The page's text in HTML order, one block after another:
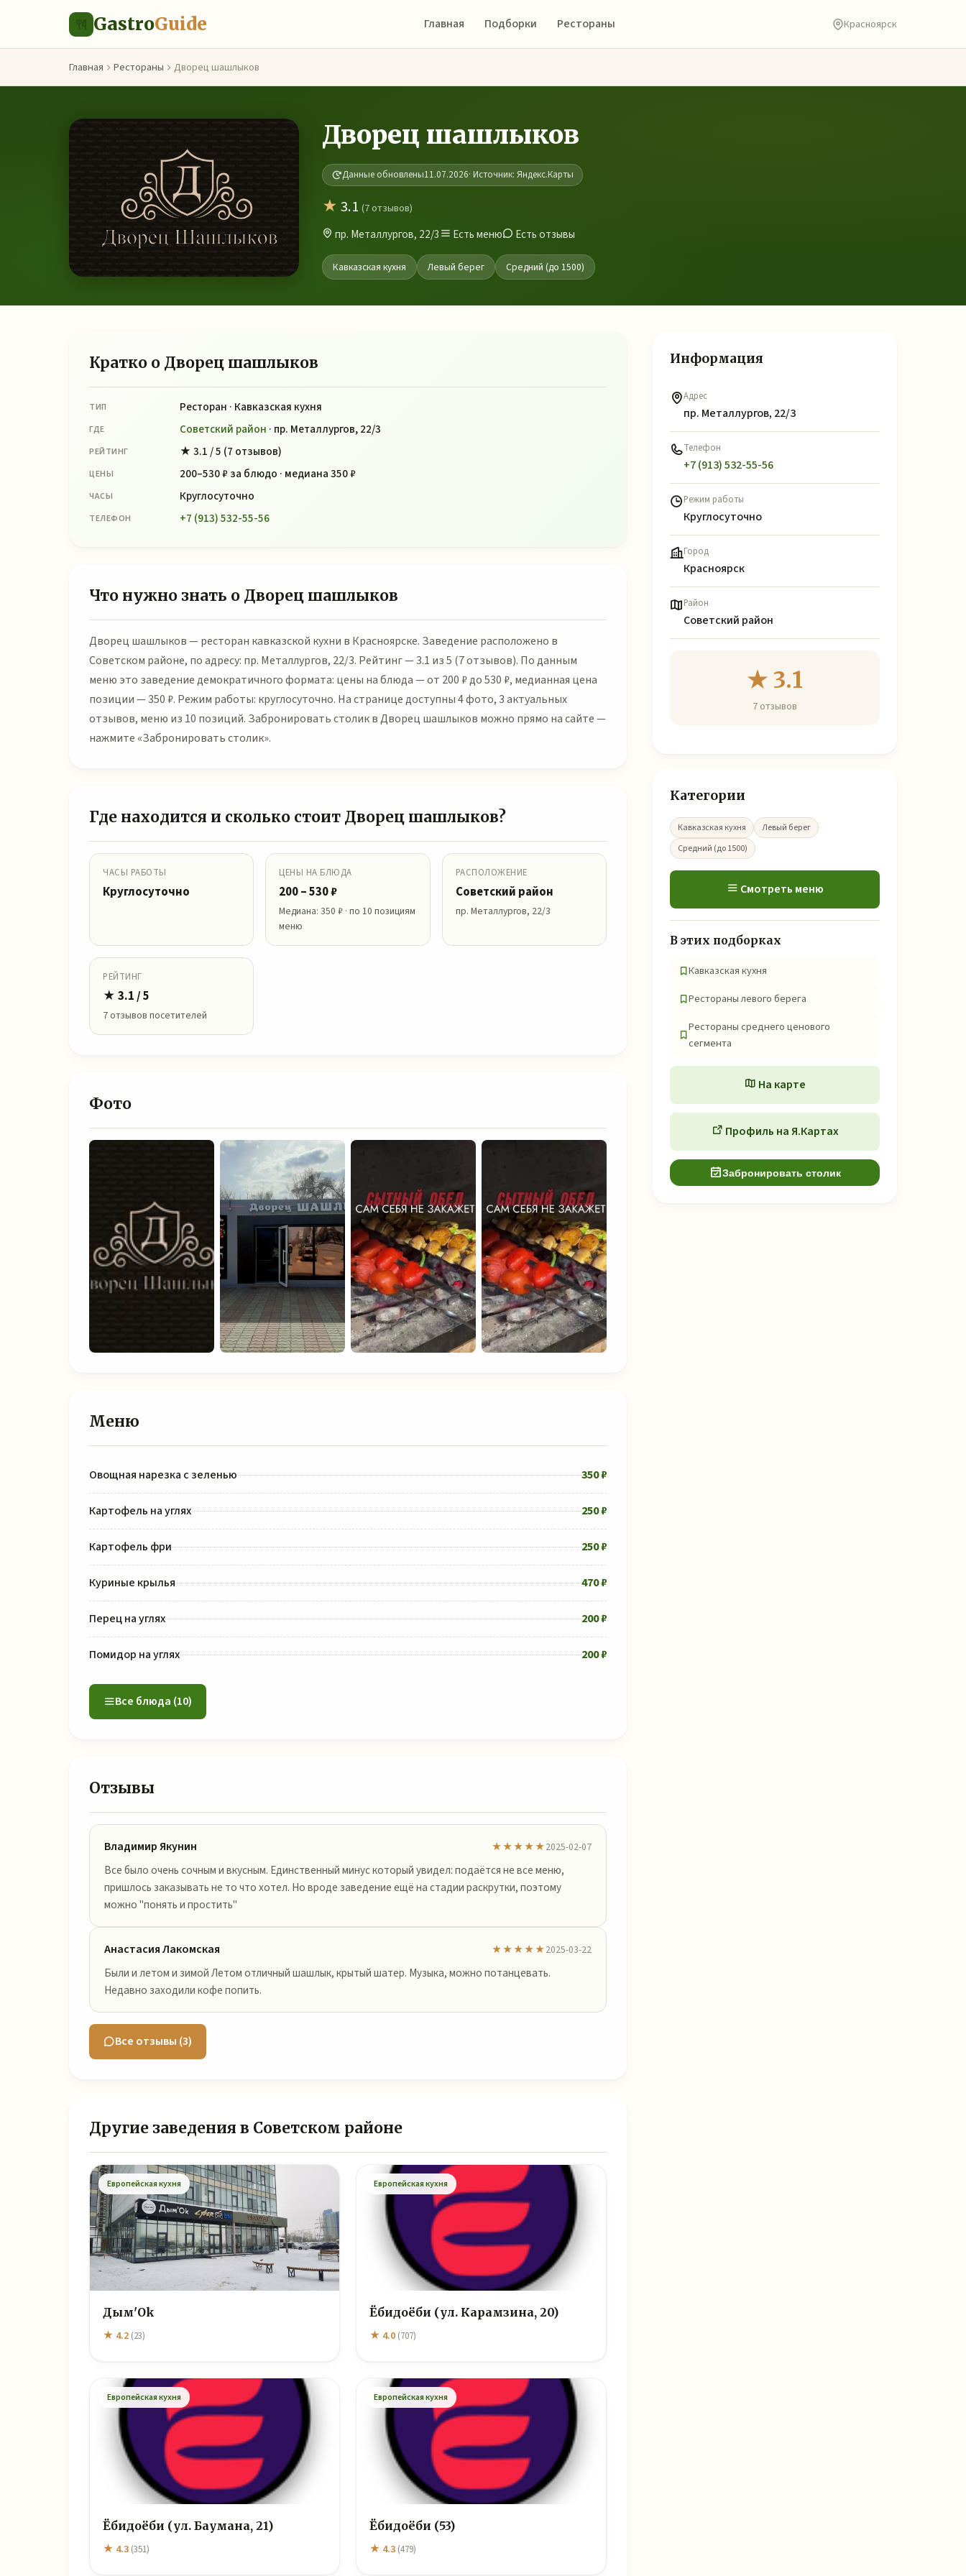
GastroGuide Главная Подборки Рестораны Красноярск
Главная Рестораны Дворец шашлыков
Дворец шашлыков
Данные обновлены11.07.2026· Источник: Яндекс.Карты
★ 3.1 (7 отзывов)
пр. Металлургов, 22/3 Есть меню Есть отзывы
Кавказская кухня Левый берег Средний (до 1500)
Кратко о Дворец шашлыков
ТИП Ресторан · Кавказская кухня
ГДЕ Советский район · пр. Металлургов, 22/3
РЕЙТИНГ ★ 3.1 / 5 (7 отзывов)
ЦЕНЫ 200–530 ₽ за блюдо · медиана 350 ₽
ЧАСЫ Круглосуточно
ТЕЛЕФОН +7 (913) 532-55-56
Что нужно знать о Дворец шашлыков
Дворец шашлыков — ресторан кавказской кухни в Красноярске. Заведение расположено в
Советском районе, по адресу: пр. Металлургов, 22/3. Рейтинг — 3.1 из 5 (7 отзывов). По данным
меню это заведение демократичного формата: цены на блюда — от 200 ₽ до 530 ₽, медианная цена
позиции — 350 ₽. Режим работы: круглосуточно. На странице доступны 4 фото, 3 актуальных
отзывов, меню из 10 позиций. Забронировать столик в Дворец шашлыков можно прямо на сайте —
нажмите «Забронировать столик».
Где находится и сколько стоит Дворец шашлыков?
ЧАСЫ РАБОТЫ
Круглосуточно
ЦЕНЫ НА БЛЮДА
200 – 530 ₽
Медиана: 350 ₽ · по 10 позициям
меню
РАСПОЛОЖЕНИЕ
Советский район
пр. Металлургов, 22/3
РЕЙТИНГ
★ 3.1 / 5
7 отзывов посетителей
Фото
Меню
Овощная нарезка с зеленью 350 ₽
Картофель на углях 250 ₽
Картофель фри 250 ₽
Куриные крылья 470 ₽
Перец на углях 200 ₽
Помидор на углях 200 ₽
Все блюда (10)
Отзывы
Владимир Якунин ★★★★★2025-02-07
Все было очень сочным и вкусным. Единственный минус который увидел: подаётся не все меню,
пришлось заказывать не то что хотел. Но вроде заведение ещё на стадии раскрутки, поэтому
можно "понять и простить"
Анастасия Лакомская ★★★★★2025-03-22
Были и летом и зимой Летом отличный шашлык, крытый шатер. Музыка, можно потанцевать.
Недавно заходили кофе попить.
Все отзывы (3)
Другие заведения в Советском районе
Европейская кухня
Дым'Ok
★ 4.2 (23)
Европейская кухня
Ёбидоёби (ул. Карамзина, 20)
★ 4.0 (707)
Европейская кухня
Ёбидоёби (ул. Баумана, 21)
★ 4.3 (351)
Европейская кухня
Ёбидоёби (53)
★ 4.3 (479)
Информация
Адрес
пр. Металлургов, 22/3
Телефон
+7 (913) 532-55-56
Режим работы
Круглосуточно
Город
Красноярск
Район
Советский район
★ 3.1
7 отзывов
Категории
Кавказская кухня
Левый берег
Средний (до 1500)
Смотреть меню
В этих подборках
Кавказская кухня
Рестораны левого берега
Рестораны среднего ценового
сегмента
На карте
Профиль на Я.Картах
Забронировать столик